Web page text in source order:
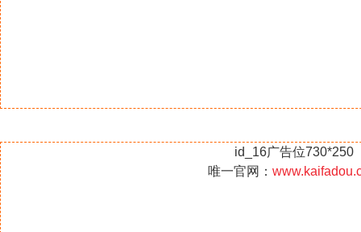
id_16广告位730*250
唯一官网：